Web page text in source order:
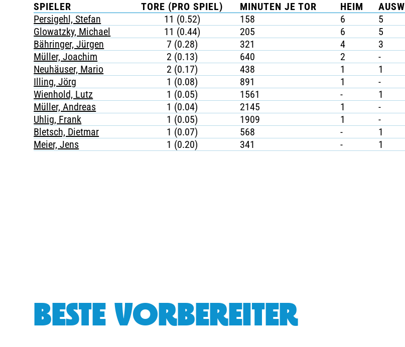
SPIELER TORE (PRO SPIEL) MINUTEN JE TOR HEIM AUSW
Persigehl, Stefan
11 (0.52) 158 6 5
Glowatzky, Michael
11 (0.44) 205 6 5
Bähringer, Jürgen
7 (0.28) 321 4 3
Müller, Joachim
2 (0.13) 640 2 -
Neuhäuser, Mario
2 (0.17) 438 1 1
Illing, Jörg
1 (0.08) 891 1 -
Wienhold, Lutz
1 (0.05) 1561 - 1
Müller, Andreas
1 (0.04) 2145 1 -
Uhlig, Frank
1 (0.05) 1909 1 -
Bletsch, Dietmar
1 (0.07) 568 - 1
Meier, Jens
1 (0.20) 341 - 1
BESTE VORBEREITER